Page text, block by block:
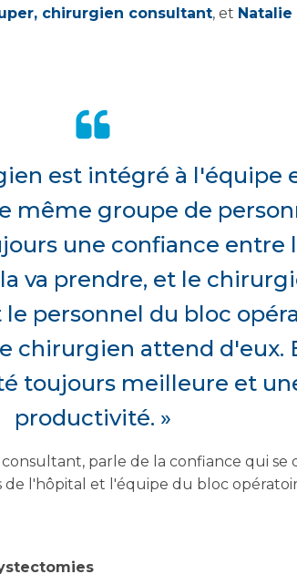
chirurgien consultant, et Natalie
est intégré à l'équipe
même groupe de
une confiance entre
va prendre, et le
personnel du bloc
chirurgien attend d'eux.
toujours meilleure et
productivité. »
parle de la confiance qui se
de l'hôpital et l'équipe du bloc